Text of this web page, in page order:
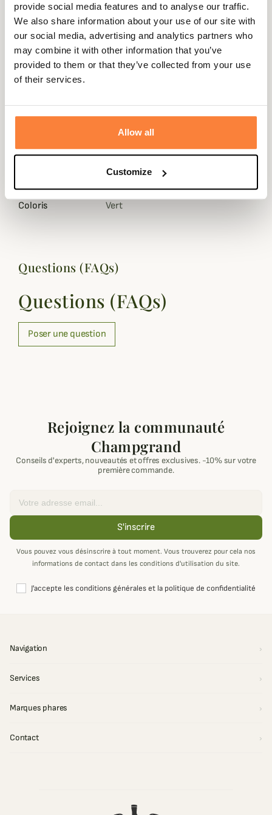
provide social media features and to analyse our traffic.
We also share information about your use of our site with
our social media, advertising and analytics partners who
may combine it with other information that you’ve
provided to them or that they’ve collected from your use
of their services.
Allow all
Customize
Description
Laksenvous propose cette superbe cravate au motif
Fiche technique
Coloris Vert
Questions (FAQs)
Questions (FAQs)
Poser une question
Rejoignez la communauté
Champgrand
Conseils d'experts, nouveautés et offres exclusives. -10% sur votre
première commande.
S'inscrire
Vous pouvez vous désinscrire à tout moment. Vous trouverez pour cela nos
informations de contact dans les conditions d'utilisation du site.
J'accepte les conditions générales et la politique de confidentialité
Navigation
Services
Marques phares
Contact